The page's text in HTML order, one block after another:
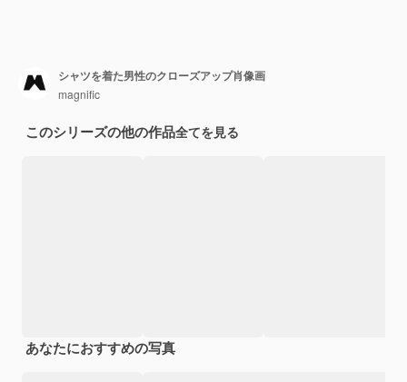
シャツを着た男性のクローズアップ肖像画
magnific
このシリーズの他の作品全てを見る
あなたにおすすめの写真